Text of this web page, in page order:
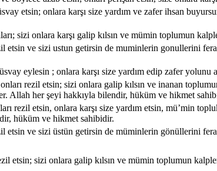
etsin; onlara karşı size yardım ve zafer ihsan
sizi onlara karşı galip kılsın ve mümin toplumun
etsin ve sizi ustun getirsin de muminlerin gonullerini
eylesin ; onlara karşı size yardım edip zafer
rezil etsin; sizi onlara galip kılsın ve inanan
Allah her şeyi hakkıyla bilendir, hüküm ve hikmet
rezil etsin, onlara karşı size yardım etsin, mü’min
hüküm ve hikmet sahibidir.
etsin ve sizi üstün getirsin de müminlerin gönüllerini
etsin; sizi onlara galip kılsın ve mümin toplumun